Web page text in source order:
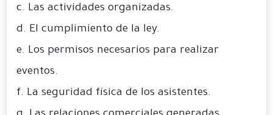
c. Las actividades organizadas.
d. El cumplimiento de la ley.
e. Los permisos necesarios para realizar
eventos.
f. La seguridad física de los asistentes.